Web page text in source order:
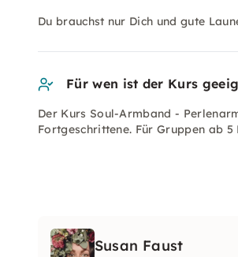
Du brauchst nur Dich und gute
Für wen ist der Kurs
Der Kurs Soul-Armband -
Fortgeschrittene. Für Gruppen ab 5
Susan Faust